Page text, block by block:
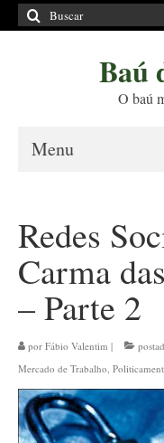
Buscar
por:
Baú
O baú
Menu
Princípios
Políticas e Termos
Livros
Projetos
Contato
Redes
Carma
– Parte 2
por Fábio Valentim |
Mercado de Trabalho,